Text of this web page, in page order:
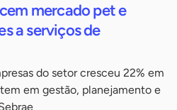
mercado pet e
a serviços de
do setor cresceu 22% em
em gestão, planejamento e